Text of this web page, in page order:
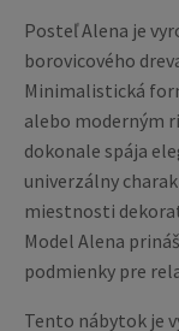
Posteľ Alena je
borovicového
Minimalistická
alebo moderným
dokonale spája
univerzálny
miestnosti
Model Alena
podmienky pre
Tento nábytok je